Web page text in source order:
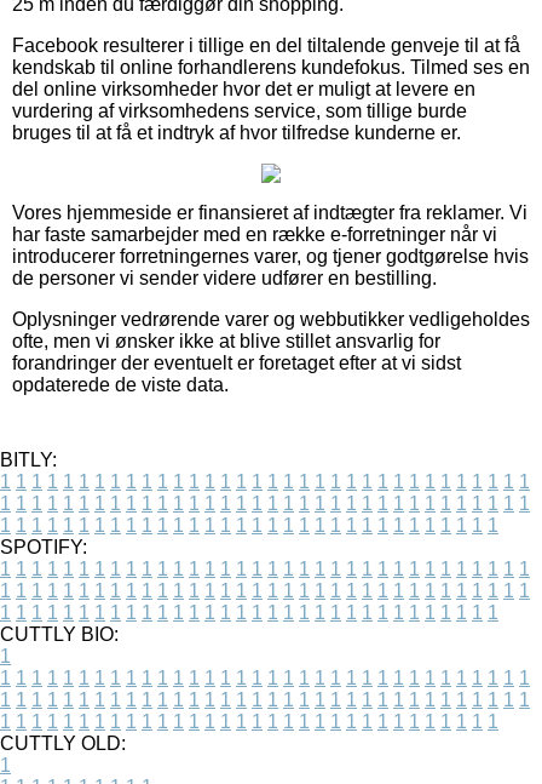
Facebook resulterer i tillige en del tiltalende genveje til at få
kendskab til online forhandlerens kundefokus. Tilmed ses en
del online virksomheder hvor det er muligt at levere en
vurdering af virksomhedens service, som tillige burde
bruges til at få et indtryk af hvor tilfredse kunderne er.
Vores hjemmeside er finansieret af indtægter fra reklamer. Vi
har faste samarbejder med en række e-forretninger når vi
introducerer forretningernes varer, og tjener godtgørelse hvis
de personer vi sender videre udfører en bestilling.
Oplysninger vedrørende varer og webbutikker vedligeholdes
ofte, men vi ønsker ikke at blive stillet ansvarlig for
forandringer der eventuelt er foretaget efter at vi sidst
opdaterede de viste data.
BITLY:
1 1 1 1 1 1 1 1 1 1 1 1 1 1 1 1 1 1 1 1 1 1 1 1 1 1 1 1 1 1 1 1 1 1
1 1 1 1 1 1 1 1 1 1 1 1 1 1 1 1 1 1 1 1 1 1 1 1 1 1 1 1 1 1 1 1 1 1
1 1 1 1 1 1 1 1 1 1 1 1 1 1 1 1 1 1 1 1 1 1 1 1 1 1 1 1 1 1 1 1
SPOTIFY:
1 1 1 1 1 1 1 1 1 1 1 1 1 1 1 1 1 1 1 1 1 1 1 1 1 1 1 1 1 1 1 1 1 1
1 1 1 1 1 1 1 1 1 1 1 1 1 1 1 1 1 1 1 1 1 1 1 1 1 1 1 1 1 1 1 1 1 1
1 1 1 1 1 1 1 1 1 1 1 1 1 1 1 1 1 1 1 1 1 1 1 1 1 1 1 1 1 1 1 1
CUTTLY BIO:
1
1 1 1 1 1 1 1 1 1 1 1 1 1 1 1 1 1 1 1 1 1 1 1 1 1 1 1 1 1 1 1 1 1 1
1 1 1 1 1 1 1 1 1 1 1 1 1 1 1 1 1 1 1 1 1 1 1 1 1 1 1 1 1 1 1 1 1 1
1 1 1 1 1 1 1 1 1 1 1 1 1 1 1 1 1 1 1 1 1 1 1 1 1 1 1 1 1 1 1 1
CUTTLY OLD:
1